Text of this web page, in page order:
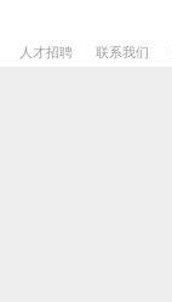
人才招聘 联系我们